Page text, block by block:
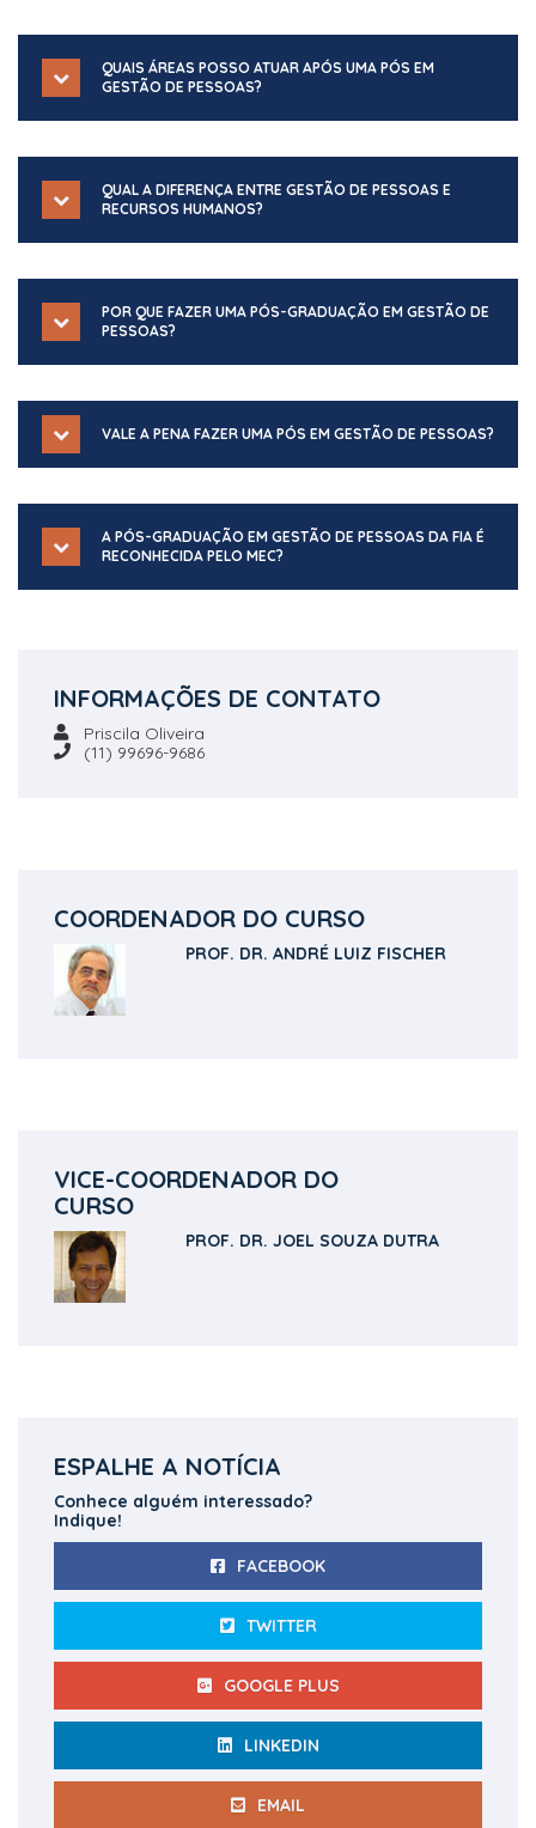
QUAIS ÁREAS POSSO ATUAR APÓS UMA PÓS EM
GESTÃO DE PESSOAS?
QUAL A DIFERENÇA ENTRE GESTÃO DE PESSOAS E
RECURSOS HUMANOS?
POR QUE FAZER UMA PÓS-GRADUAÇÃO EM GESTÃO DE
PESSOAS?
VALE A PENA FAZER UMA PÓS EM GESTÃO DE PESSOAS?
A PÓS-GRADUAÇÃO EM GESTÃO DE PESSOAS DA FIA É
RECONHECIDA PELO MEC?
INFORMAÇÕES DE CONTATO
Priscila Oliveira
(11) 99696-9686
COORDENADOR DO CURSO
PROF. DR. ANDRÉ LUIZ FISCHER
VICE-COORDENADOR DO
CURSO
PROF. DR. JOEL SOUZA DUTRA
ESPALHE A NOTÍCIA
Conhece alguém interessado?
Indique!
FACEBOOK
TWITTER
GOOGLE PLUS
LINKEDIN
EMAIL